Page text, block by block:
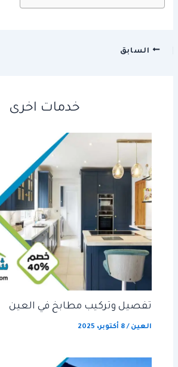
السابق
خدمات اخرى
تفصيل وتركيب مطابخ في العين
العين /8 أكتوبر، 2025